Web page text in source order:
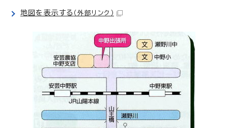
地図を表示する （外部リンク）